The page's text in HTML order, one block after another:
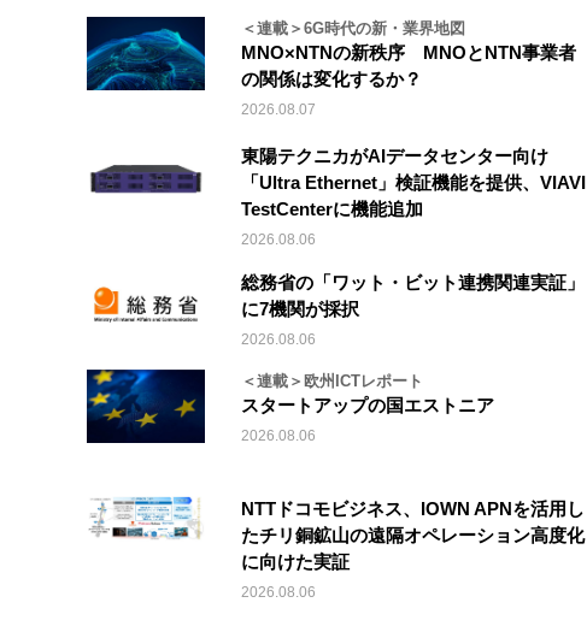
＜連載＞6G時代の新・業界地図
MNO×NTNの新秩序 MNOとNTN事業者
の関係は変化するか？
2026.08.07
東陽テクニカがAIデータセンター向け
「Ultra Ethernet」検証機能を提供、VIAVI
TestCenterに機能追加
2026.08.06
総務省の「ワット・ビット連携関連実証」
に7機関が採択
2026.08.06
＜連載＞欧州ICTレポート
スタートアップの国エストニア
2026.08.06
NTTドコモビジネス、IOWN APNを活用し
たチリ銅鉱山の遠隔オペレーション高度化
に向けた実証
2026.08.06